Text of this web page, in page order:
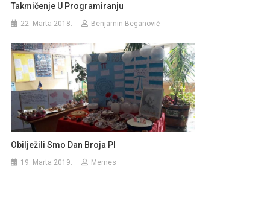
Takmičenje U Programiranju
22. Marta 2018. Benjamin Beganović
Obilježili Smo Dan Broja PI
19. Marta 2019. Mernes